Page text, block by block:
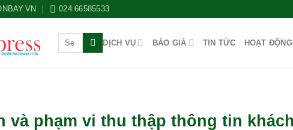
024.66585533
DỊCH VỤ BÁO GIÁ TIN TỨC HOẠT
và phạm vi thu thập thông tin